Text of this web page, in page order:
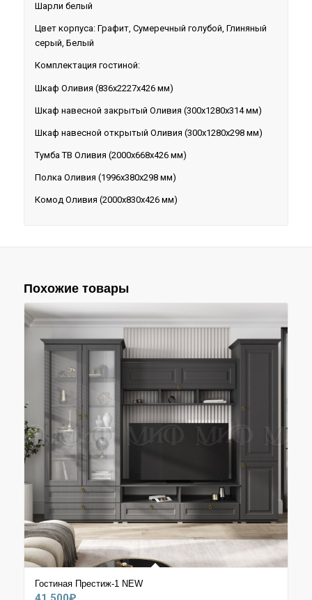
Шарли белый
Цвет корпуса: Графит, Сумеречный голубой, Глиняный
серый, Белый
Комплектация гостиной:
Шкаф Оливия (836х2227х426 мм)
Шкаф навесной закрытый Оливия (300х1280х314 мм)
Шкаф навесной открытый Оливия (300х1280х298 мм)
Тумба ТВ Оливия (2000х668х426 мм)
Полка Оливия (1996х380х298 мм)
Комод Оливия (2000х830х426 мм)
Похожие товары
Гостиная Престиж-1 NEW